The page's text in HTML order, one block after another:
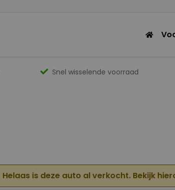
Snel wisselende voorraad
Helaas is deze auto al verkocht. Bekijk